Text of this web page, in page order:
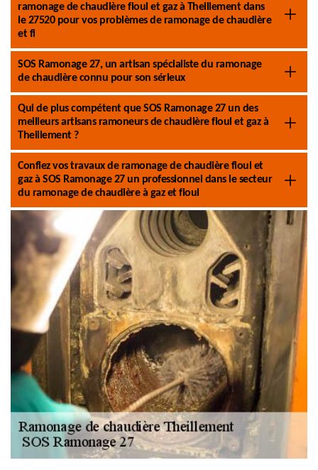
ramonage de chaudière fioul et gaz à Theillement dans
le 27520 pour vos problèmes de ramonage de chaudière
et fi
SOS Ramonage 27, un artisan spécialiste du ramonage
de chaudière connu pour son sérieux
Qui de plus compétent que SOS Ramonage 27 un des
meilleurs artisans ramoneurs de chaudière fioul et gaz à
Theillement ?
Confiez vos travaux de ramonage de chaudière fioul et
gaz à SOS Ramonage 27 un professionnel dans le secteur
du ramonage de chaudière à gaz et fioul